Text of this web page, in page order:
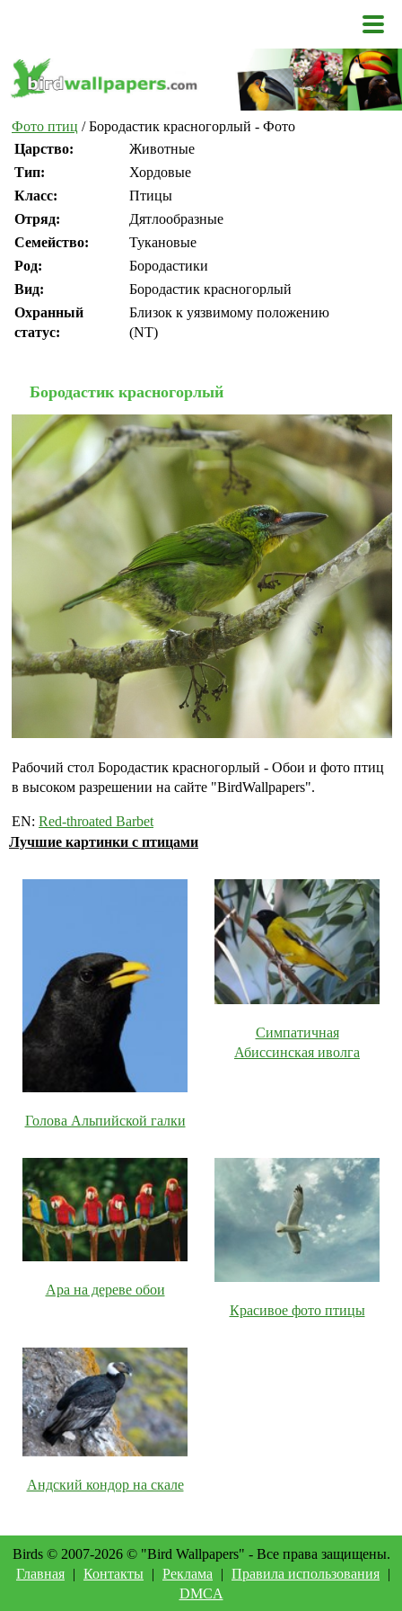
Фото птиц / Бородастик красногорлый - Фото
Царство:
Животные
Тип:
Хордовые
Класс:
Птицы
Отряд:
Дятлообразные
Семейство:
Тукановые
Род:
Бородастики
Вид:
Бородастик красногорлый
Охранный
статус:
Близок к уязвимому положению
(NT)
Бородастик красногорлый
Рабочий стол Бородастик красногорлый - Обои и фото птиц
в высоком разрешении на сайте "BirdWallpapers".
EN: Red-throated Barbet
Лучшие картинки с птицами
Голова Альпийской галки
Симпатичная
Абиссинская иволга
Ара на дереве обои
Красивое фото птицы
Андский кондор на скале
Birds © 2007-2026 © "Bird Wallpapers" - Все права защищены.
Главная | Контакты | Реклама | Правила использования |
DMCA